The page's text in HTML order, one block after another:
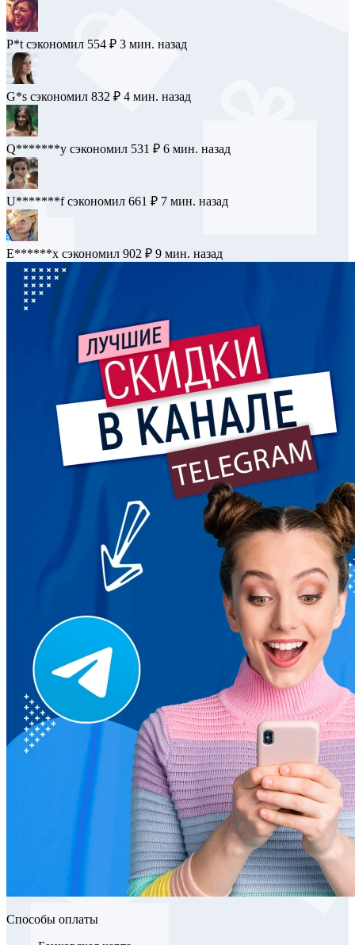
P*t сэкономил 554 ₽ 3 мин. назад
G*s сэкономил 832 ₽ 4 мин. назад
Q*******y сэкономил 531 ₽ 6 мин. назад
U*******f сэкономил 661 ₽ 7 мин. назад
E******x сэкономил 902 ₽ 9 мин. назад
Способы оплаты